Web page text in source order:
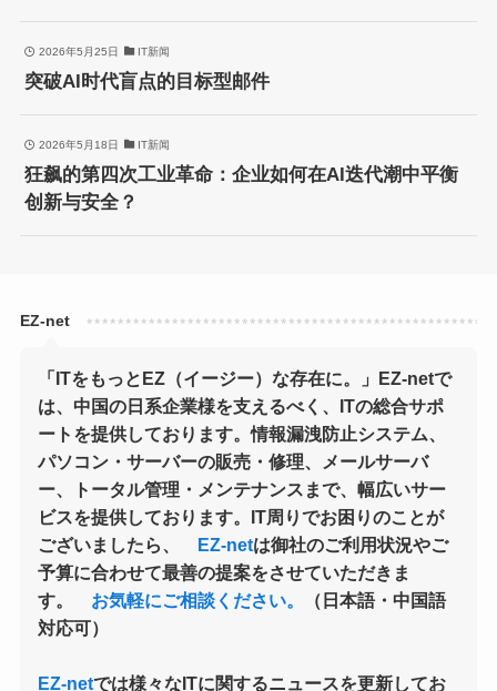
2026年5月25日 IT新闻
突破AI时代盲点的目标型邮件
2026年5月18日 IT新闻
狂飙的第四次工业革命：企业如何在AI迭代潮中平衡
创新与安全？
「ITをもっとEZ（イージー）な存在に。」EZ-netで
は、中国の日系企業様を支えるべく、ITの総合サポ
ートを提供しております。情報漏洩防止システム、
パソコン・サーバーの販売・修理、メールサーバ
ー、トータル管理・メンテナンスまで、幅広いサー
ビスを提供しております。IT周りでお困りのことが
ございましたら、 EZ-netは御社のご利用状況やご
予算に合わせて最善の提案をさせていただきま
す。 お気軽にご相談ください。
（日本語・中国語
対応可）
EZ-netでは様々なITに関するニュースを更新してお